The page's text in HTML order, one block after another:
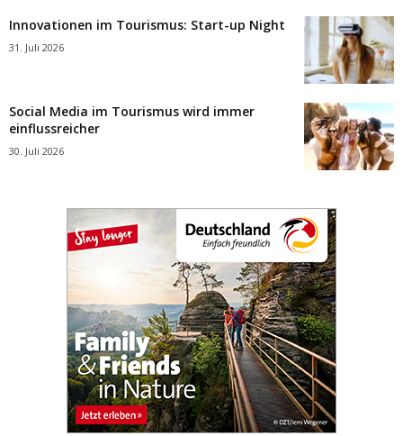
Innovationen im Tourismus: Start-up Night
31. Juli 2026
Social Media im Tourismus wird immer
einflussreicher
30. Juli 2026